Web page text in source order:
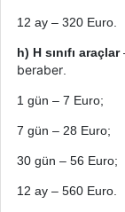
12 ay – 320 Euro.
h) H sınıfı araçlar
beraber.
1 gün – 7 Euro;
7 gün – 28 Euro;
30 gün – 56 Euro;
12 ay – 560 Euro.